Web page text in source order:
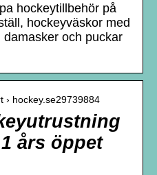
hockeytillbehör på
hockeyväskor med
och puckar
› hockey.se29739884
års öppet